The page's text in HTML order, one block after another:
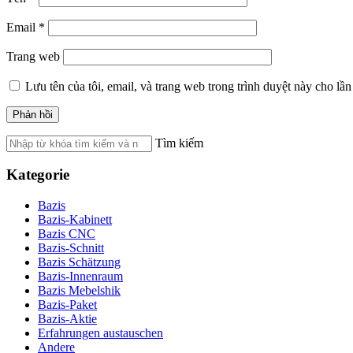
Email *
Trang web
Lưu tên của tôi, email, và trang web trong trình duyệt này cho
Tìm kiếm
Kategorie
Bazis
Bazis-Kabinett
Bazis CNC
Bazis-Schnitt
Bazis Schätzung
Bazis-Innenraum
Bazis Mebelshik
Bazis-Paket
Bazis-Aktie
Erfahrungen austauschen
Andere